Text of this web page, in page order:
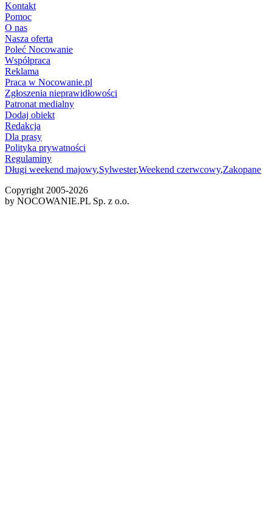
Kontakt
Pomoc
O nas
Nasza oferta
Poleć Nocowanie
Współpraca
Reklama
Praca w Nocowanie.pl
Zgłoszenia nieprawidłowości
Patronat medialny
Dodaj obiekt
Redakcja
Dla prasy
Polityka prywatności
Regulaminy
Długi weekend majowy,Sylwester,Weekend czerwcowy,Zakopane
Copyright 2005-2026
by NOCOWANIE.PL Sp. z o.o.